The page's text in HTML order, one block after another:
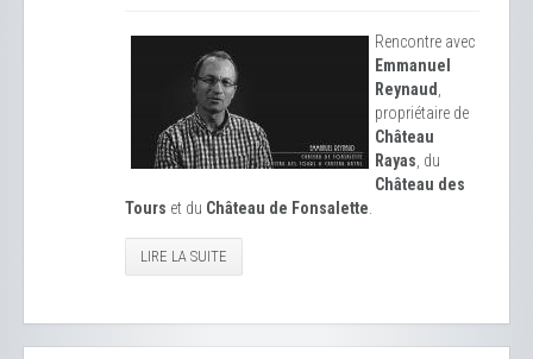
Rencontre avec
Emmanuel
Reynaud
propriétaire de
Château
Rayas , du
Château des
Tours et du Château de Fonsalette
LIRE LA SUITE